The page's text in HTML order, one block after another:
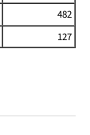
482
127